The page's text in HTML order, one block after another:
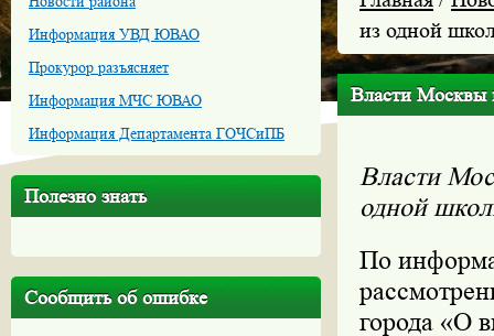
Информация УВД ЮВАО
Прокурор разъясняет
Информация МЧС ЮВАО
Информация Департамента ГОЧСиПБ
Полезно знать
Сообщить об ошибке
из одной
Власти Москвы
Власти
одной
По
города «О